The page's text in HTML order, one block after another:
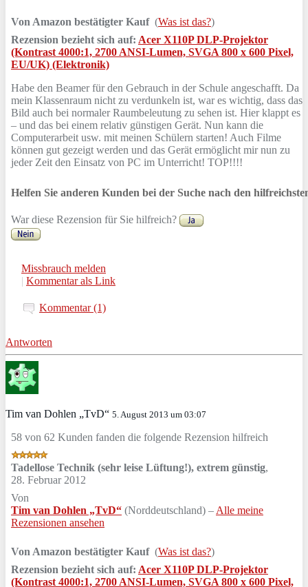
Von Amazon bestätigter Kauf (Was ist das?)
Rezension bezieht sich auf: Acer X110P DLP-Projektor
(Kontrast 4000:1, 2700 ANSI-Lumen, SVGA 800 x 600 Pixel,
EU/UK) (Elektronik)
Habe den Beamer für den Gebrauch in der Schule angeschafft. Da
mein Klassenraum nicht zu verdunkeln ist, war es wichtig, dass das
Bild auch bei normaler Raumbeleutung zu sehen ist. Hier klappt es
– und das bei einem relativ günstigen Gerät. Nun kann die
Computerarbeit usw. mit meinen Schülern starten! Auch Filme
können gut gezeigt werden und das Gerät ermöglicht mir nun zu
jeder Zeit den Einsatz von PC im Unterricht! TOP!!!!
Helfen Sie anderen Kunden bei der Suche nach den
War diese Rezension für Sie hilfreich?
Missbrauch melden
| Kommentar als Link
Kommentar (1)
Antworten
Tim van Dohlen „TvD“ 5. August 2013 um 03:07
58 von 62 Kunden fanden die folgende Rezension hilfreich
Tadellose Technik (sehr leise Lüftung!), extrem günstig,
28. Februar 2012
Von
Tim van Dohlen „TvD“ (Norddeutschland) – Alle meine
Rezensionen ansehen
Von Amazon bestätigter Kauf (Was ist das?)
Rezension bezieht sich auf: Acer X110P DLP-Projektor
(Kontrast 4000:1, 2700 ANSI-Lumen, SVGA 800 x 600 Pixel,